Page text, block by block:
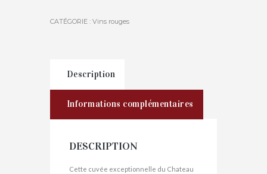
CATÉGORIE : Vins rouges
Description
Informations complémentaires
DESCRIPTION
Cette cuvée exceptionnelle du Chateau